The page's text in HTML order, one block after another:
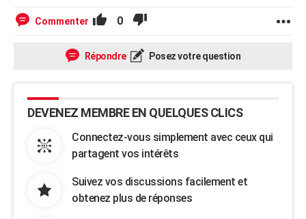
Commenter 0
Répondre Posez votre question
DEVENEZ MEMBRE EN QUELQUES CLICS
Connectez-vous simplement avec ceux qui
partagent vos intérêts
Suivez vos discussions facilement et
obtenez plus de réponses